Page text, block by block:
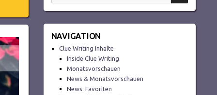
NAVIGATION
Clue Writing Inhalte
Inside Clue Writing
Monatsvorschauen
News & Monatsvorschauen
News: Favoriten